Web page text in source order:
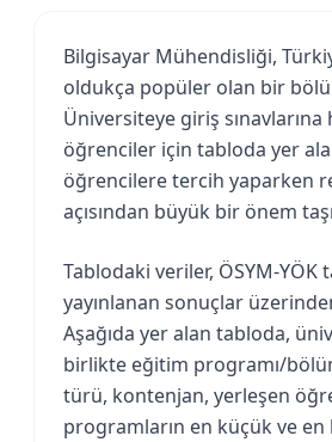
Bilgisayar Mühendisliği,
oldukça popüler olan bir
Üniversiteye giriş sınavlarına
öğrenciler için tabloda yer
öğrencilere tercih yaparken
açısından büyük bir önem
Tablodaki veriler, ÖSYM-YÖK
yayınlanan sonuçlar
Aşağıda yer alan tabloda,
birlikte eğitim programı/
türü, kontenjan, yerleşen
programların en küçük ve en